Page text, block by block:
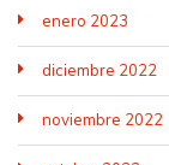
enero 2023
diciembre 2022
noviembre 2022